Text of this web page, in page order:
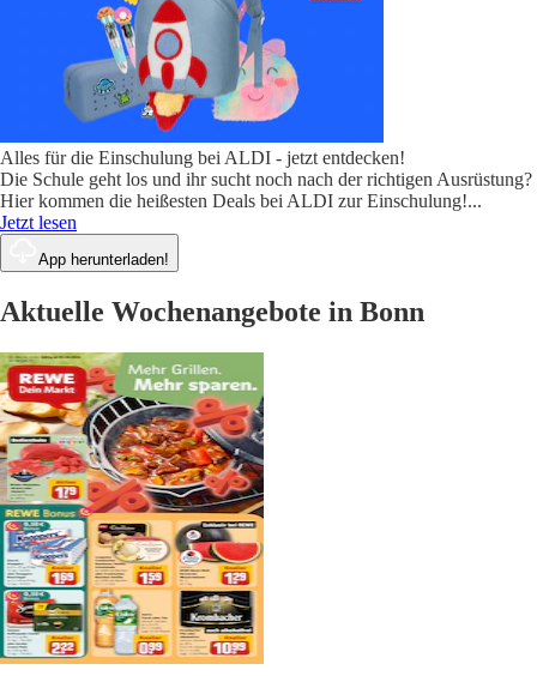
Alles für die Einschulung bei ALDI - jetzt entdecken!
Die Schule geht los und ihr sucht noch nach der richtigen Ausrüstung?
Hier kommen die heißesten Deals bei ALDI zur Einschulung!...
Jetzt lesen
App herunterladen!
Aktuelle Wochenangebote in Bonn